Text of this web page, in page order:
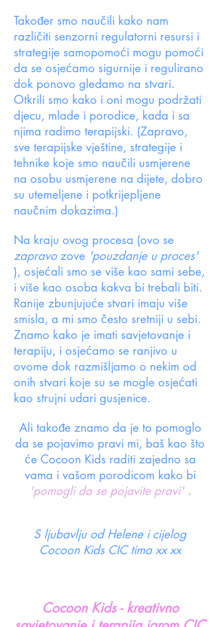
Također smo naučili kako nam
različiti senzorni regulatorni resursi i
strategije samopomoći mogu pomoći
da se osjećamo sigurnije i regulirano
dok ponovo gledamo na stvari.
Otkrili smo kako i oni mogu podržati
djecu, mlade i porodice, kada i sa
njima radimo terapijski. (Zapravo,
sve terapijske vještine, strategije i
tehnike koje smo naučili usmjerene
na osobu usmjerene na dijete, dobro
su utemeljene i potkrijepljene
naučnim dokazima.)
Na kraju ovog procesa (ovo se
zapravo zove 'pouzdanje u proces'
), osjećali smo se više kao sami sebe,
i više kao osoba kakva bi trebali biti.
Ranije zbunjujuće stvari imaju više
smisla, a mi smo često sretniji u sebi.
Znamo kako je imati savjetovanje i
terapiju, i osjećamo se ranjivo u
ovome dok razmišljamo o nekim od
onih stvari koje su se mogle osjećati
kao strujni udari gusjenice.
Ali takođe znamo da je to pomoglo
da se pojavimo pravi mi, baš kao što
će Cocoon Kids raditi zajedno sa
vama i vašom porodicom kako bi
'pomogli da se pojavite pravi' .
S ljubavlju od Helene i cijelog
Cocoon Kids CIC tima xx xx
Cocoon Kids - kreativno